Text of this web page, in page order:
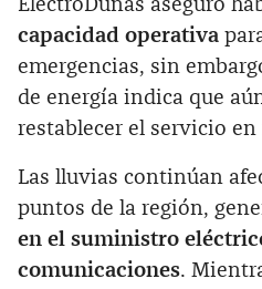
ElectroDunas aseguró
capacidad operativa
emergencias, sin
de energía indica que
restablecer el servicio
Las lluvias continúan
puntos de la región,
en el suministro
comunicaciones.